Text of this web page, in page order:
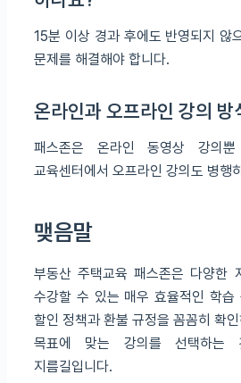
15분 이상 경과 후에도 반영되지 않
문제를 해결해야 합니다.
온라인과 오프라인 강의 방
패스존은 온라인 동영상 강의
교육센터에서 오프라인 강의도 병행
맺음말
부동산 주택교육 패스존은 다양한
수강할 수 있는 매우 효율적인 학습
할인 정책과 환불 규정을 꼼꼼히 확
목표에 맞는 강의를 선택하는
지름길입니다.